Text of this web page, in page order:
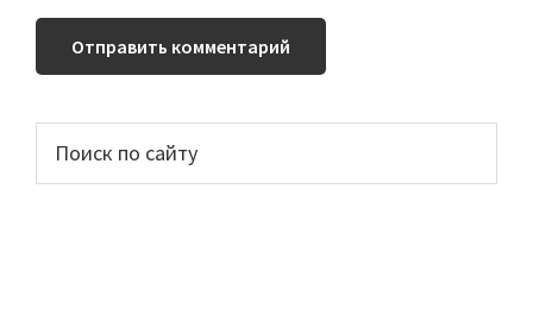
Основной
сайдбар